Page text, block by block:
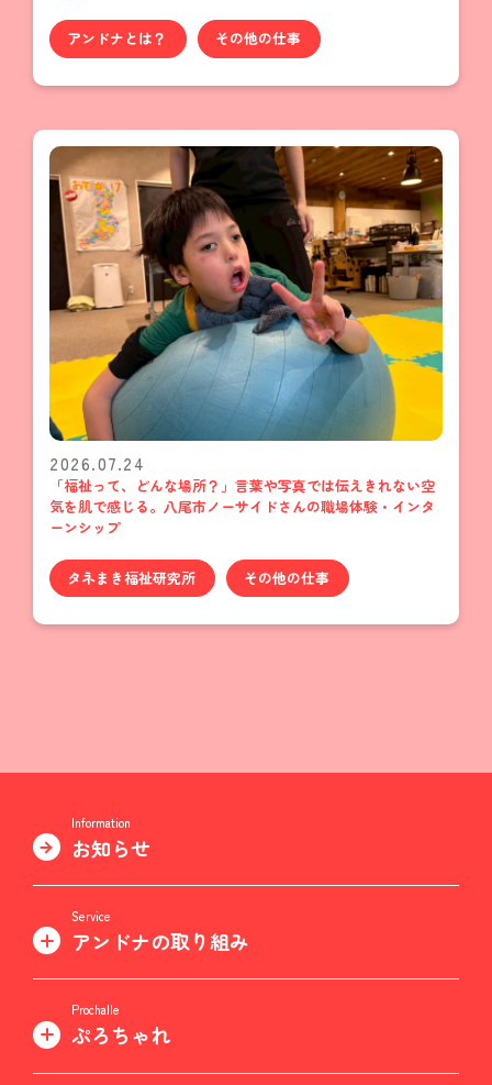
アンドナとは？ その他の仕事
2026.07.24
「福祉って、どんな場所？」言葉や写真では伝えきれない空
気を肌で感じる。八尾市ノーサイドさんの職場体験・インタ
ーンシップ
タネまき福祉研究所 その他の仕事
Information
お知らせ
Service
アンドナの取り組み
Prochalle
ぷろちゃれ